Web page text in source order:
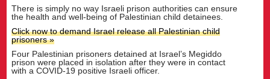
There is simply no way Israeli prison authorities can ensure
the health and well-being of Palestinian child detainees.
Click now to demand Israel release all Palestinian child
prisoners »
Four Palestinian prisoners detained at Israel’s Megiddo
prison were placed in isolation after they were in contact
with a COVID-19 positive Israeli officer.